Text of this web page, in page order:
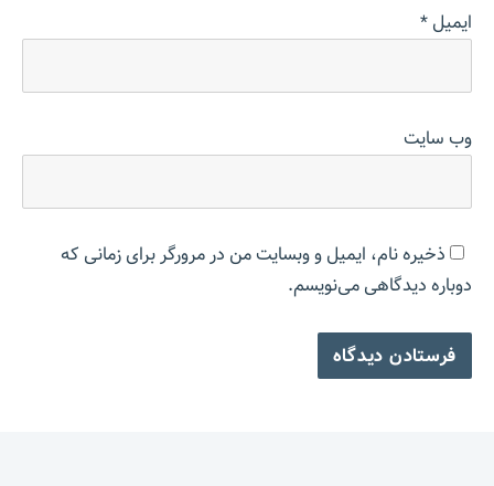
ایمیل*
وب‌ سایت
ذخیره نام، ایمیل و وبسایت من در مرورگر برای زمانی که
دوباره دیدگاهی می‌نویسم.